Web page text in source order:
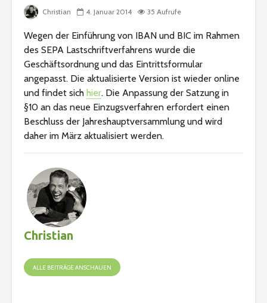
Christian 4. Januar 2014 35 Aufrufe
Wegen der Einführung von IBAN und BIC im Rahmen
des SEPA Lastschriftverfahrens wurde die
Geschäftsordnung und das Eintrittsformular
angepasst. Die aktualisierte Version ist wieder online
und findet sich hier. Die Anpassung der Satzung in
§10 an das neue Einzugsverfahren erfordert einen
Beschluss der Jahreshauptversammlung und wird
daher im März aktualisiert werden.
Christian
ALLE BEITRÄGE ANSCHAUEN